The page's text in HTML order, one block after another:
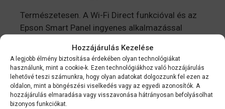
Hozzájárulás Kezelése
A legjobb élmény biztosítása érdekében olyan technológiákat
használunk, mint a cookie-k. Ezen technológiákhoz való hozzájárulás
lehetővé teszi számunkra, hogy olyan adatokat dolgozzunk fel ezen az
oldalon, mint a böngészési viselkedés vagy az egyedi azonosítók. A
hozzájárulás elmaradása vagy visszavonása hátrányosan befolyásolhat
bizonyos funkciókat.
Természetesen. A Wi-Fi Direct funkcióval és az
Epson Smart Panel ingyenes alkalmazással
elindíthatod a nyomtatást.
Bonyolult a tartályok újratöltése?
Egyáltalán nem. Az Epson egyedi, cseppmentes